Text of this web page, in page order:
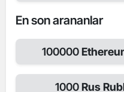
En son arananlar
100000
1000Rus